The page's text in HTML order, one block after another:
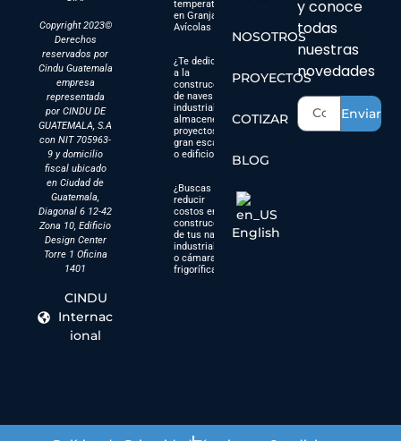
Copyright 2023©
Derechos
reservados por
Cindu Guatemala
empresa
representada
por CINDU DE
GUATEMALA, S.A
con NIT 705963-
9 y domicilio
fiscal ubicado
en Ciudad de
Guatemala,
Diagonal 6 12-42
Zona 10, Edificio
Design Center
Torre 1 Oficina
1401
CINDU
Internac
ional
temperatura
en Granjas
Avícolas
¿Te dedicas
a la
construcción
de naves
industriales,
almacenes,
proyectos a
gran escala
o edificios?
¿Buscas
reducir
costos en la
construcción
de tus naves
industriales
o cámaras
frigoríficas?
NOSOTROS
PROYECTOS
COTIZAR
BLOG
English
y conoce
todas
nuestras
novedades
Enviar